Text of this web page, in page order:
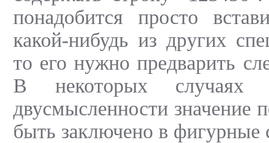
понадобится просто
какой-нибудь из других
то его нужно предварить
В некоторых случаях
двусмысленности значение
быть заключено в